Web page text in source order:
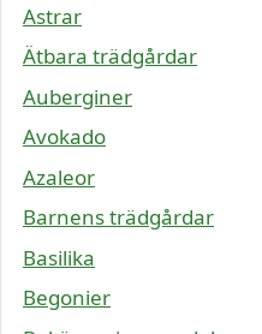
Astrar
Ätbara trädgårdar
Auberginer
Avokado
Azaleor
Barnens trädgårdar
Basilika
Begonier